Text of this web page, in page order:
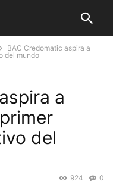
BAC Credomatic aspira a
del mundo
a
del
0
924